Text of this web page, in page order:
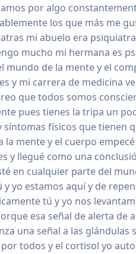
por algo
los que más me
mi abuelo era
mucho mi hermana es
mundo de la mente y el
y mi carrera de medicina
que todos somos
pues tienes la tripa un
síntomas físicos que tienen
la mente y el cuerpo
y llegué como una
en cualquier parte del
yo estamos aquí y de
tú y yo nos
esa señal de alerta de
una señal a las
todos y el cortisol yo